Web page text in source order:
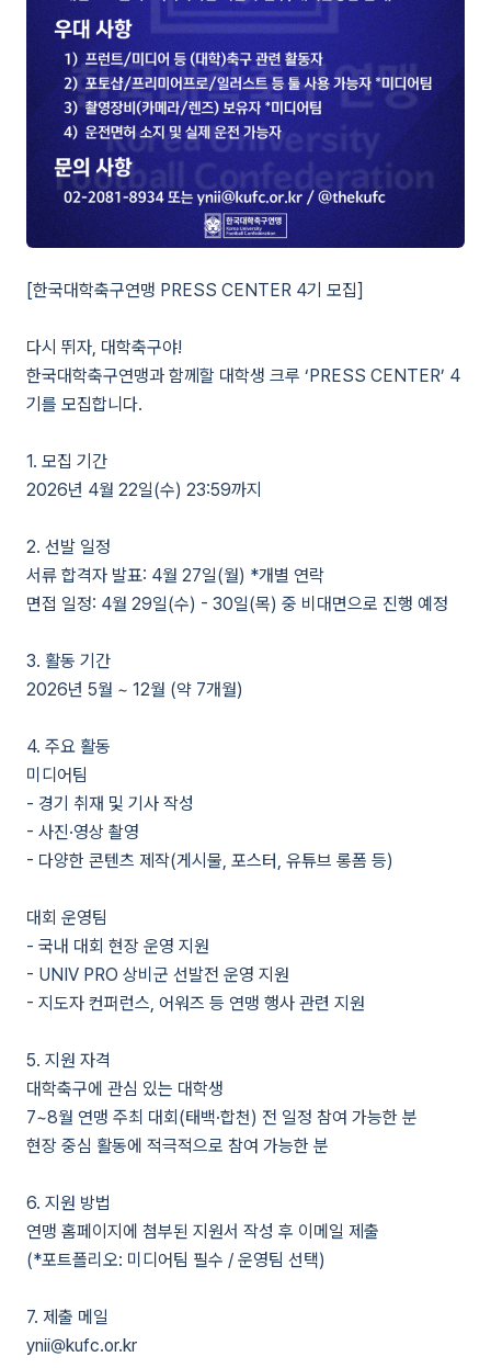
[한국대학축구연맹 PRESS CENTER 4기 모집]
다시 뛰자, 대학축구야!
한국대학축구연맹과 함께할 대학생 크루 ‘PRESS CENTER’ 4
기를 모집합니다.
1. 모집 기간
2026년 4월 22일(수) 23:59까지
2. 선발 일정
서류 합격자 발표: 4월 27일(월) *개별 연락
면접 일정: 4월 29일(수) - 30일(목) 중 비대면으로 진행 예정
3. 활동 기간
2026년 5월 ~ 12월 (약 7개월)
4. 주요 활동
미디어팀
- 경기 취재 및 기사 작성
- 사진·영상 촬영
- 다양한 콘텐츠 제작(게시물, 포스터, 유튜브 롱폼 등)
대회 운영팀
- 국내 대회 현장 운영 지원
- UNIV PRO 상비군 선발전 운영 지원
- 지도자 컨퍼런스, 어워즈 등 연맹 행사 관련 지원
5. 지원 자격
대학축구에 관심 있는 대학생
7~8월 연맹 주최 대회(태백·합천) 전 일정 참여 가능한 분
현장 중심 활동에 적극적으로 참여 가능한 분
6. 지원 방법
연맹 홈페이지에 첨부된 지원서 작성 후 이메일 제출
(*포트폴리오: 미디어팀 필수 / 운영팀 선택)
7. 제출 메일
ynii@kufc.or.kr